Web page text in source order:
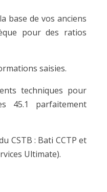
base de vos anciens
pour des ratios
saisies.
techniques pour
45.1 parfaitement
CSTB : Bati CCTP et
Ultimate).